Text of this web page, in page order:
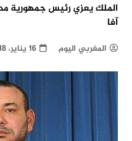
الملك يعزي رئيس جمهورية
آفا
المغربي اليوم 16 يناير، 2018